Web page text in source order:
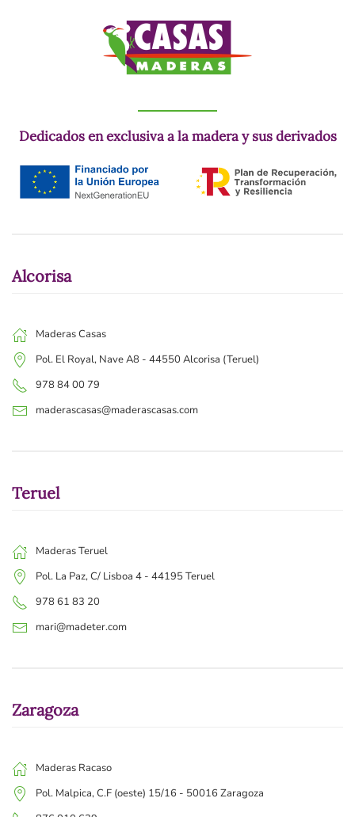
Dedicados en exclusiva a la madera y sus derivados
Alcorisa
Maderas Casas
Pol. El Royal, Nave A8 - 44550 Alcorisa (Teruel)
978 84 00 79
maderascasas@maderascasas.com
Teruel
Maderas Teruel
Pol. La Paz, C/ Lisboa 4 - 44195 Teruel
978 61 83 20
mari@madeter.com
Zaragoza
Maderas Racaso
Pol. Malpica, C.F (oeste) 15/16 - 50016 Zaragoza